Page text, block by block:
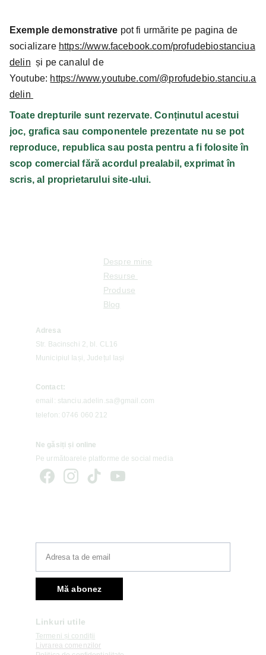
Exemple demonstrative pot fi urmărite pe pagina de
socializare https://www.facebook.com/profudebiostanciua
delin și pe canalul de
Youtube: https://www.youtube.com/@profudebio.stanciu.a
delin
Toate drepturile sunt rezervate. Conținutul acestui
joc, grafica sau componentele prezentate nu se pot
reproduce, republica sau posta pentru a fi folosite în
scop comercial fără acordul prealabil, exprimat în
scris, al proprietarului site-ului.
Contact:
email: stanciu.adelin.sa@gmail.com
telefon: 0746 060 212
Despre mine
Resurse
Produse
Blog
Mă abonez
Termeni și condiții
Livrarea comenzilor
Adresa
Str. Bacinschi 2, bl. CL16
Municipiul Iași, Județul Iași
Ne găsiți și online
Pe următoarele platforme de social media
Linkuri utile